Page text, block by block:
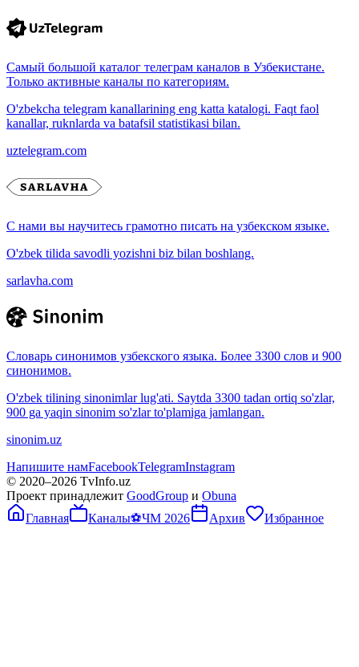
Самый большой каталог телеграм каналов в Узбекистане.
Только активные каналы по категориям.
O'zbekcha telegram kanallarining eng katta katalogi. Faqt faol
kanallar, ruknlarda va batafsil statistikasi bilan.
uztelegram.com
С нами вы научитесь грамотно писать на узбекском языке.
O'zbek tilida savodli yozishni biz bilan boshlang.
sarlavha.com
Словарь синонимов узбекского языка. Более 3300 слов и 900
синонимов.
O'zbek tilining sinonimlar lug'ati. Saytda 3300 tadan ortiq so'zlar,
900 ga yaqin sinonim so'zlar to'plamiga jamlangan.
sinonim.uz
Напишите намFacebookTelegramInstagram
© 2020–2026 TvInfo.uz
Проект принадлежит GoodGroup и Obuna
Главная
Каналы⚽ЧМ 2026 Архив Избранное